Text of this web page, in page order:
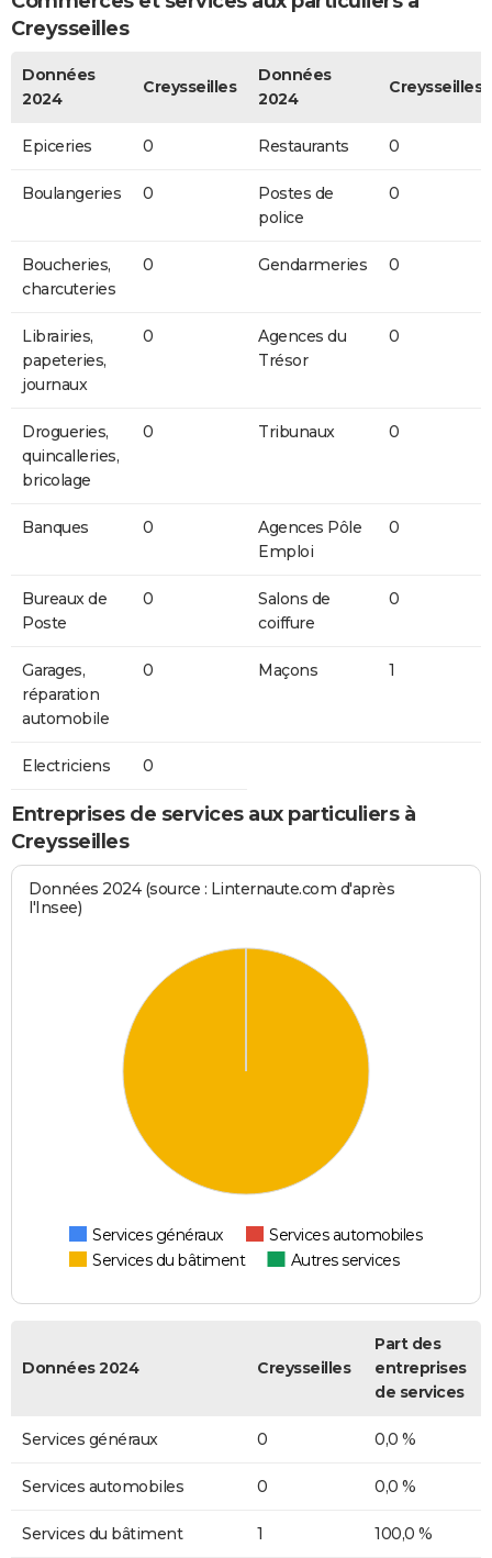
Creysseilles
Données
2024
Creysseilles
Données
2024
Creysseilles
Epiceries 0 Restaurants 0
Boulangeries 0
Postes de
police
0
Boucheries,
charcuteries
0 Gendarmeries 0
Librairies,
papeteries,
journaux
0
Agences du
Trésor
0
Drogueries,
quincalleries,
bricolage
0 Tribunaux 0
Banques 0
Agences Pôle
Emploi
0
Bureaux de
Poste
0
Salons de
coiffure
0
Garages,
réparation
automobile
0 Maçons 1
Electriciens 0
Entreprises de services aux particuliers à
Creysseilles
Données 2024 (source : Linternaute.com d'après
l'Insee)
Services généraux
Services automobiles
Services du bâtiment
Autres services
Données 2024 Creysseilles
Part des
entreprises
de services
Services généraux 0 0,0 %
Services automobiles 0 0,0 %
Services du bâtiment 1 100,0 %